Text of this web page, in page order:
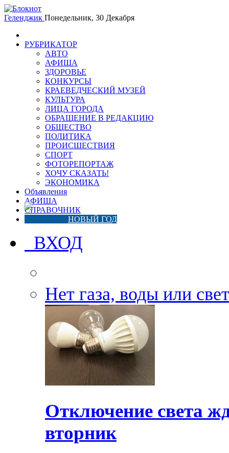
Геленджик Понедельник, 30 Декабря
РУБРИКАТОР
АВТО
АФИША
ЗДОРОВЬЕ
КОНКУРСЫ
КРАЕВЕДЧЕСКИЙ МУЗЕЙ
КУЛЬТУРА
ЛИЦА ГОРОДА
ОБРАЩЕНИЕ В РЕДАКЦИЮ
ОБЩЕСТВО
ПОЛИТИКА
ПРОИСШЕСТВИЯ
СПОРТ
ФОТОРЕПОРТАЖ
ХОЧУ СКАЗАТЬ!
ЭКОНОМИКА
Объявления
АФИША
СПРАВОЧНИК
НОВЫЙ ГОД
ВХОД
Нет газа, воды или
Отключение света
вторник